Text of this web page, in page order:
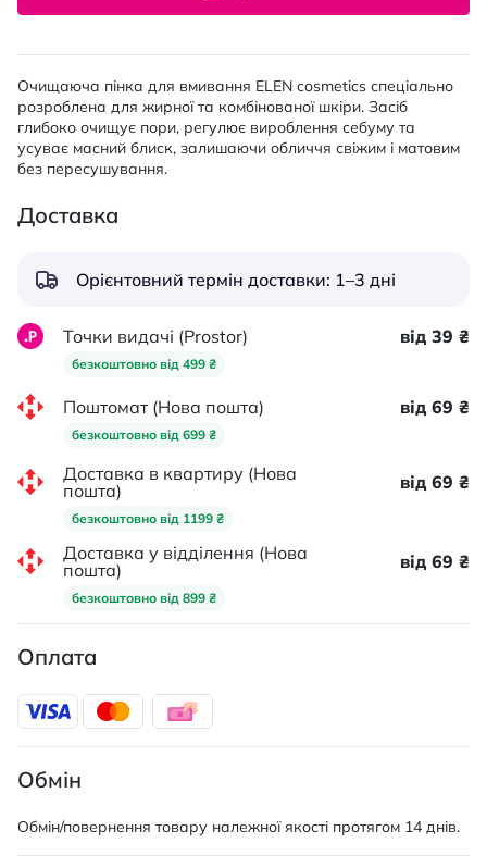
Очищаюча пінка для вмивання ELEN cosmetics спеціально
розроблена для жирної та комбінованої шкіри. Засіб
глибоко очищує пори, регулює вироблення себуму та
усуває масний блиск, залишаючи обличчя свіжим і матовим
без пересушування.
Доставка
Орієнтовний термін доставки: 1–3 дні
Точки видачі (Prostor)
безкоштовно від 499 ₴
від 39 ₴
Поштомат (Нова пошта)
безкоштовно від 699 ₴
від 69 ₴
Доставка в квартиру (Нова
пошта)
безкоштовно від 1199 ₴
від 69 ₴
Доставка у відділення (Нова
пошта)
безкоштовно від 899 ₴
від 69 ₴
Оплата
Обмін
Обмін/повернення товару належної якості протягом 14 днів.